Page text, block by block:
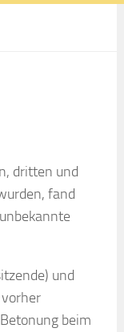
dritten und
fand
und
beim